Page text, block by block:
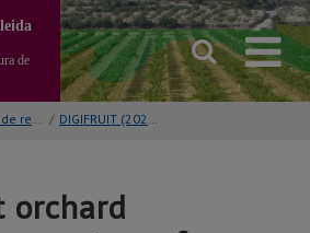
de
/ DIGIFRUIT (2022-2024)
orchard